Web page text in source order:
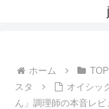
ホーム TOP
スタ
オイシッ
ん」調理師の本音レ